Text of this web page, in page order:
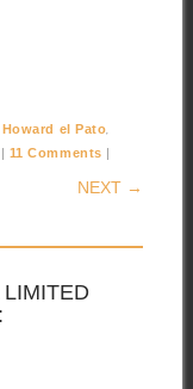
Howard el Pato,
| 11 Comments |
NEXT →
LIMITED